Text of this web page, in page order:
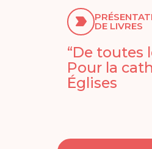
DE LIVRES
“De toutes
Pour la
Églises